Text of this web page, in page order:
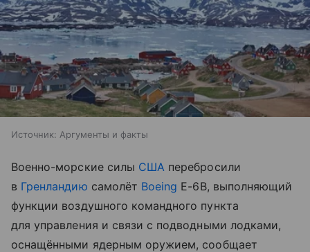
Источник: Аргументы и факты
Военно-морские силы США перебросили
в Гренландию самолёт Boeing E-6B, выполняющий
функции воздушного командного пункта
для управления и связи с подводными лодками,
оснащёнными ядерным оружием, сообщает